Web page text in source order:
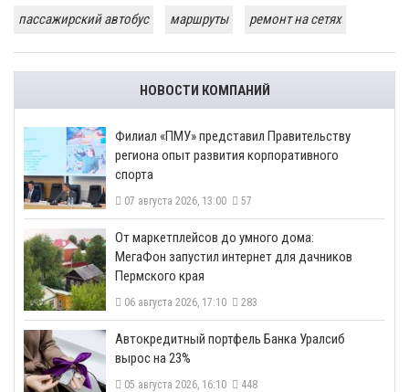
пассажирский автобус
маршруты ремонт на сетях
НОВОСТИ КОМПАНИЙ
​Филиал «ПМУ» представил Правительству
региона опыт развития корпоративного
спорта
07 августа 2026, 13:00 57
От маркетплейсов до умного дома:
МегаФон запустил интернет для дачников
Пермского края
06 августа 2026, 17:10 283
​Автокредитный портфель Банка Уралсиб
вырос на 23%
05 августа 2026, 16:10 448